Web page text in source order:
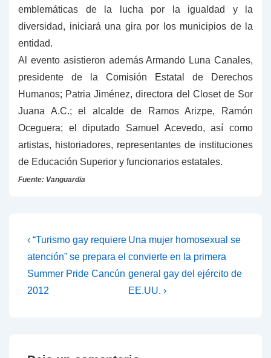
emblemáticas de la lucha por la igualdad y la
diversidad, iniciará una gira por los municipios de la
entidad.
Al evento asistieron además Armando Luna Canales,
presidente de la Comisión Estatal de Derechos
Humanos; Patria Jiménez, directora del Closet de Sor
Juana A.C.; el alcalde de Ramos Arizpe, Ramón
Oceguera; el diputado Samuel Acevedo, así como
artistas, historiadores, representantes de instituciones
de Educación Superior y funcionarios estatales.
Fuente: Vanguardia
Navegación
de
entradas
La
entrada
anterior
es
‹ “Turismo gay requiere
atención” se prepara el
Summer Pride Cancún
2012
La
entrada
siguiente
es
Una mujer homosexual se
convierte en la primera
general gay del ejército de
EE.UU. ›